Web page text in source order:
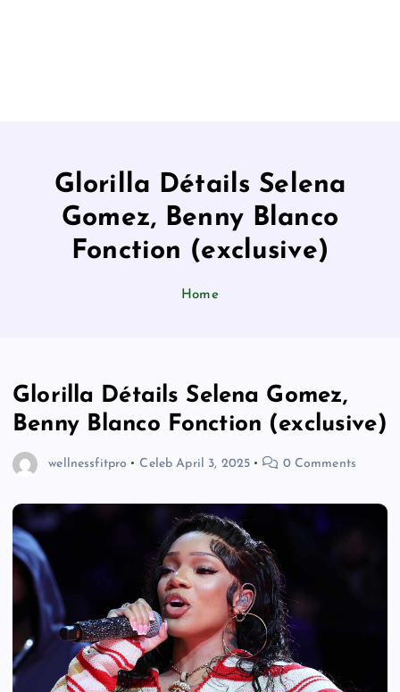
Glorilla Détails Selena
Gomez, Benny Blanco
Fonction (exclusive)
Home
Glorilla Détails Selena Gomez,
Benny Blanco Fonction (exclusive)
wellnessfitpro Celeb April 3, 2025 0 Comments